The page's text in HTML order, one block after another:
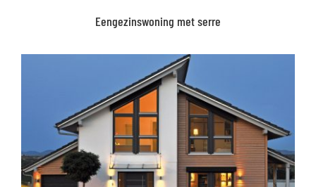
Eengezinswoning met serre